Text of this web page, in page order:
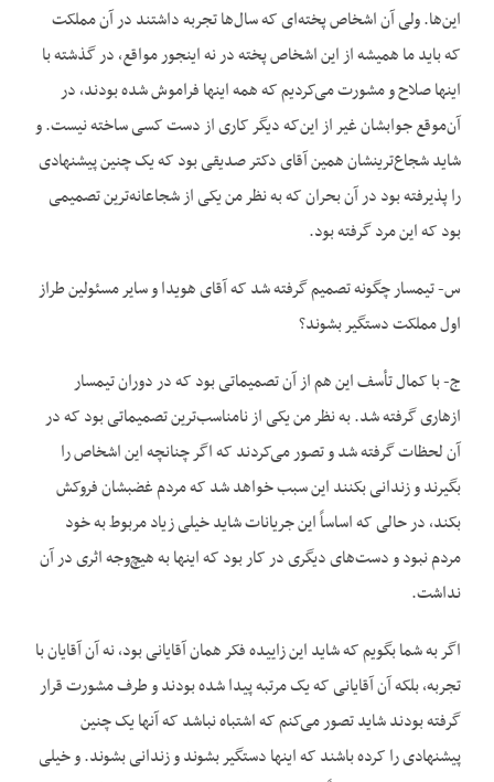
این‌ها. ولی آن اشخاص پخته‌ای که سال‌ها تجربه داشتند در آن مملکت
که باید ما همیشه از این اشخاص پخته در نه اینجور مواقع، در گذشته با
اینها صلاح و مشورت می‌کردیم که همه اینها فراموش شده بودند، در
آن‌موقع جوابشان غیر از این‌که دیگر کاری از دست کسی ساخته نیست. و
شاید شجاع‌ترینشان همین آقای دکتر صدیقی بود که یک چنین پیشنهادی
را پذیرفته بود در آن بحران که به نظر من یکی از شجاعانه‌ترین تصمیمی
بود که این مرد گرفته بود.
س- تیمسار چگونه تصمیم گرفته شد که آقای هویدا و سایر مسئولین طراز
اول مملکت دستگیر بشوند؟
ج- با کمال تأسف این هم از آن تصمیماتی بود که در دوران تیمسار
ازهاری گرفته شد. به نظر من یکی از نامناسب‌ترین تصمیماتی بود که در
آن لحظات گرفته شد و تصور می‌کردند که اگر چنانچه این اشخاص را
بگیرند و زندانی بکنند این سبب خواهد شد که مردم غضبشان فروکش
بکند، در حالی که اساساً این جریانات شاید خیلی زیاد مربوط به خود
مردم نبود و دست‌‌های دیگری در کار بود که اینها به هیچ‌وجه اثری در آن
نداشت.
اگر به شما بگویم که شاید این زاییده فکر همان آقایانی بود، نه آن آقایان با
تجربه، بلکه آن آقایانی که یک مرتبه پیدا شده بودند و طرف مشورت قرار
گرفته بودند شاید تصور می‌کنم که اشتباه نباشد که آنها یک چنین
پیشنهادی را کرده باشند که اینها دستگیر بشوند و زندانی بشوند. و خیلی